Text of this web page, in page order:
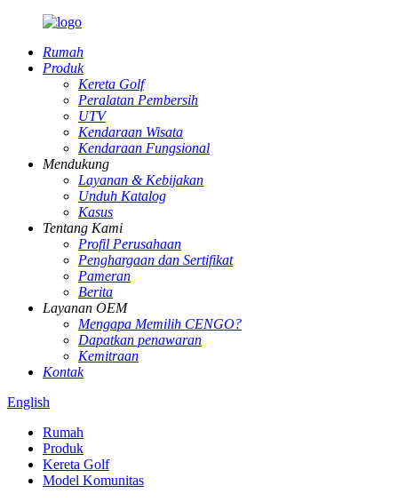
Rumah
Produk
Kereta Golf
Peralatan Pembersih
UTV
Kendaraan Wisata
Kendaraan Fungsional
Mendukung
Layanan & Kebijakan
Unduh Katalog
Kasus
Tentang Kami
Profil Perusahaan
Penghargaan dan Sertifikat
Pameran
Berita
Layanan OEM
Mengapa Memilih CENGO?
Dapatkan penawaran
Kemitraan
Kontak
English
Rumah
Produk
Kereta Golf
Model Komunitas